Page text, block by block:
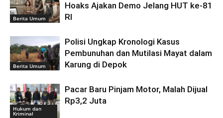
Berita Umum
Hoaks Ajakan Demo Jelang HUT ke-81
RI
Berita Umum
Polisi Ungkap Kronologi Kasus
Pembunuhan dan Mutilasi Mayat dalam
Karung di Depok
Hukum dan
Kriminal
Pacar Baru Pinjam Motor, Malah Dijual
Rp3,2 Juta